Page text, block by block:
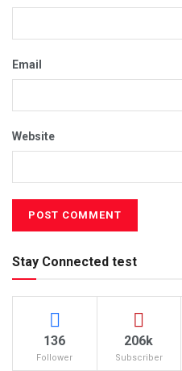
Email
Website
Stay Connected test
136
Follower
206k
Subscriber